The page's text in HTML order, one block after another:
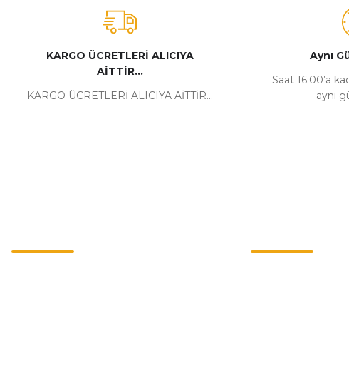
KARGO ÜCRETLERİ ALICIYA
AİTTİR...
KARGO ÜCRETLERİ ALICIYA AİTTİR...
Aynı
Saat 16:00’a
aynı